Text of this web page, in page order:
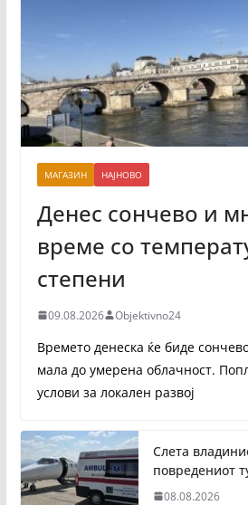
МАГАЗИН НАЈНОВО
Денес сончево и
време со
степени
09.08.2026 Objektivno24
Времето денеска ќе биде
мала до умерена облачност.
услови за локален развој
Слета
повредениот
08.08.2026